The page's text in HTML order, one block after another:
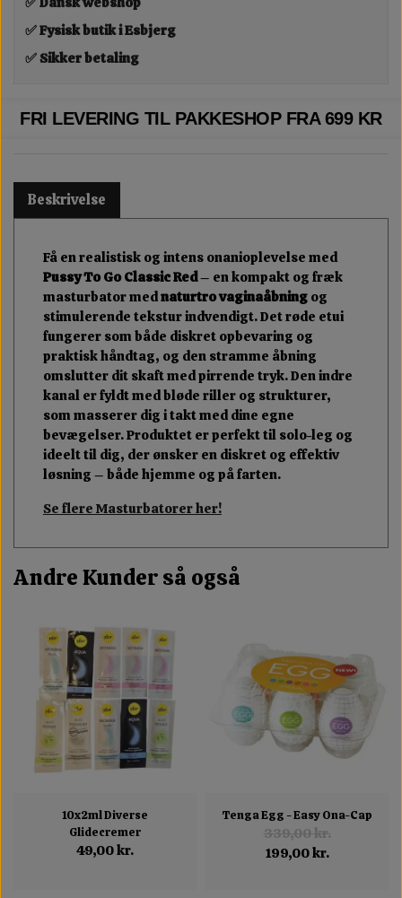
✅ Fysisk butik i Esbjerg
✅ Sikker betaling
FRI LEVERING TIL PAKKESHOP FRA 699 KR
Beskrivelse
Få en realistisk og intens onanioplevelse med
Pussy To Go Classic Red– en kompakt og fræk
masturbator mednaturtro vaginaåbning og
stimulerende tekstur indvendigt. Det røde etui
fungerer som både diskret opbevaring og
praktisk håndtag, og den stramme åbning
omslutter dit skaft med pirrende tryk. Den indre
kanal er fyldt med bløde riller og strukturer,
som masserer dig i takt med dine egne
bevægelser. Produktet er perfekt til solo-leg og
ideelt til dig, der ønsker en diskret og effektiv
løsning – både hjemme og på farten.
Se flere Masturbatorer her!
Andre Kunder så også
10x2ml Diverse
Glidecremer
49,00 kr.
Tenga Egg - Easy Ona-Cap
339,00 kr.
199,00 kr.